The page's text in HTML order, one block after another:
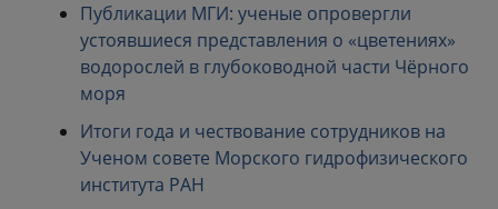
Публикации МГИ: ученые опровергли
устоявшиеся представления о «цветениях»
водорослей в глубоководной части Чёрного
моря
Итоги года и чествование сотрудников на
Ученом совете Морского гидрофизического
института РАН